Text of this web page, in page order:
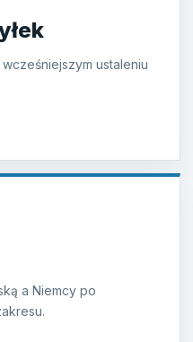
ustaleniu
a Niemcy po